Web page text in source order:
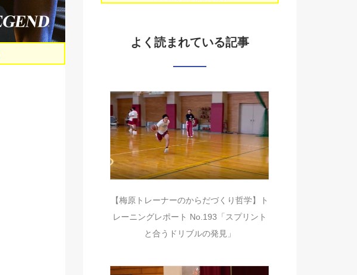
よく読まれている記事
【梅原トレーナーのからだづくり哲学】ト
レーニングレポート No.193「スプリント
と合うドリブルの発見」